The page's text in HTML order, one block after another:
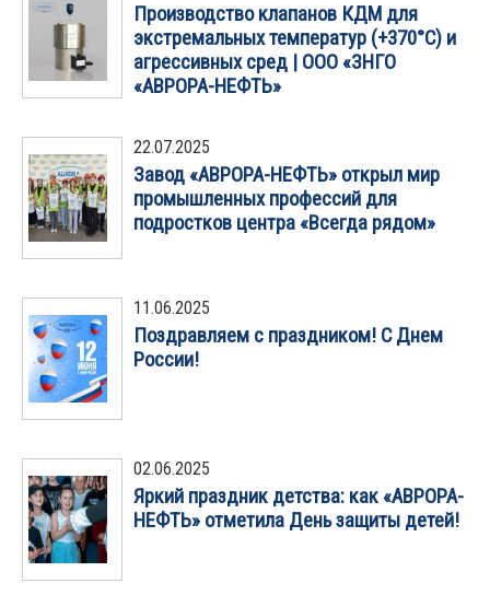
Производство клапанов КДМ для
экстремальных температур (+370°C) и
агрессивных сред | ООО «ЗНГО
«АВРОРА-НЕФТЬ»
22.07.2025
Завод «АВРОРА-НЕФТЬ» открыл мир
промышленных профессий для
подростков центра «Всегда рядом»
11.06.2025
Поздравляем с праздником! С Днем
России!
02.06.2025
Яркий праздник детства: как «АВРОРА-
НЕФТЬ» отметила День защиты детей!